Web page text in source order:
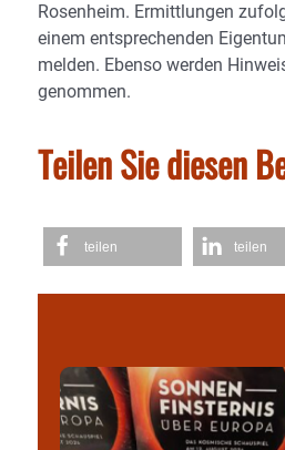
Rosenheim. Ermittlungen
einem entsprechenden
melden. Ebenso werden
genommen.
Teilen Sie diesen
teilen teilen